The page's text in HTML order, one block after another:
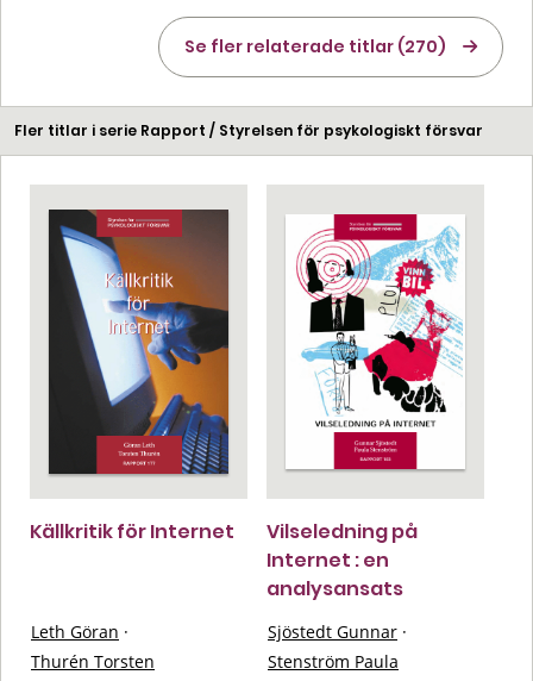
Se fler relaterade titlar (270)
Fler titlar i serie Rapport / Styrelsen för psykologiskt försvar
Källkritik för Internet
Leth Göran ·
Thurén Torsten
Vilseledning på
Internet : en
analysansats
Sjöstedt Gunnar ·
Stenström Paula